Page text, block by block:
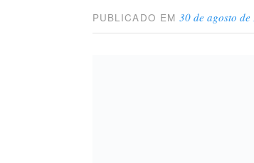
PUBLICADO EM30 de agosto de